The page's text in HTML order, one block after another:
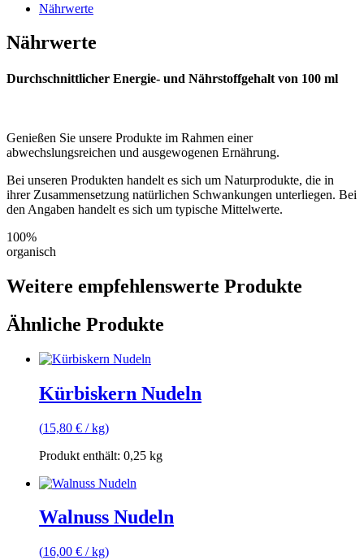
Nährwerte
Nährwerte
Durchschnittlicher Energie- und Nährstoffgehalt von 100 ml
Genießen Sie unsere Produkte im Rahmen einer
abwechslungsreichen und ausgewogenen Ernährung.
Bei unseren Produkten handelt es sich um Naturprodukte, die in
ihrer Zusammensetzung natürlichen Schwankungen unterliegen. Bei
den Angaben handelt es sich um typische Mittelwerte.
100%
organisch
Weitere empfehlenswerte Produkte
Ähnliche Produkte
Kürbiskern Nudeln
(15,80 € /kg)
Produkt enthält: 0,25 kg
Walnuss Nudeln
(16,00 € /kg)